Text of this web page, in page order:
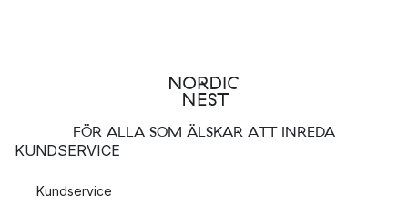
FÖR ALLA SOM ÄLSKAR ATT INREDA
KUNDSERVICE
Kundservice